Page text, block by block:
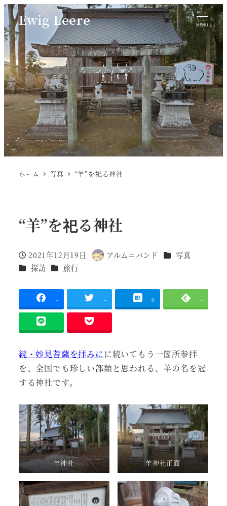
Ewig Leere MENU
ホーム 写真 “羊”を祀る神社
“羊”を祀る神社
投稿日
2021年12月19日
著
アルム＝バンド カテゴリー
写真
カテゴリー
探訪 カテゴリー
旅行
- - 0 -
続・妙見菩薩を拝みにに続いてもう一箇所参拝
を。全国でも珍しい部類と思われる、羊の名を冠
する神社です。
羊神社 羊神社正面